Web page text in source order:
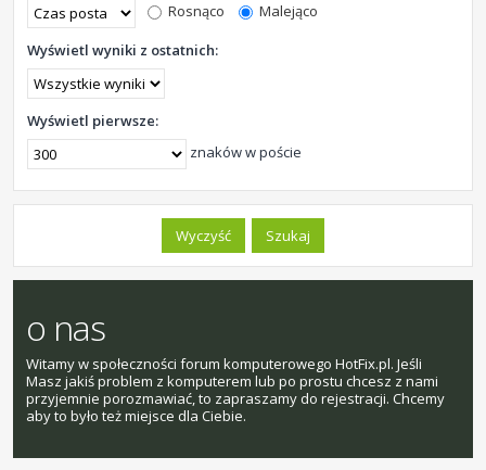
Rosnąco
Malejąco
Wyświetl wyniki z ostatnich:
Wyświetl pierwsze:
znaków w poście
o nas
Witamy w społeczności forum komputerowego HotFix.pl. Jeśli
Masz jakiś problem z komputerem lub po prostu chcesz z nami
przyjemnie porozmawiać, to zapraszamy do rejestracji. Chcemy
aby to było też miejsce dla Ciebie.